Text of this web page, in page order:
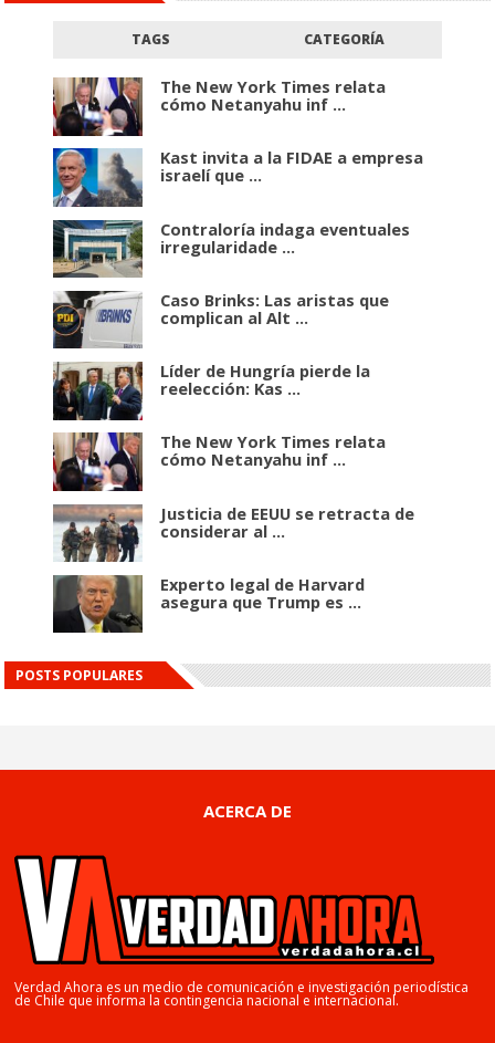
TAGS CATEGORÍA
The New York Times relata
cómo Netanyahu inf ...
Kast invita a la FIDAE a empresa
israelí que ...
Contraloría indaga eventuales
irregularidade ...
Caso Brinks: Las aristas que
complican al Alt ...
Líder de Hungría pierde la
reelección: Kas ...
The New York Times relata
cómo Netanyahu inf ...
Justicia de EEUU se retracta de
considerar al ...
Experto legal de Harvard
asegura que Trump es ...
POSTS POPULARES
ACERCA DE
Verdad Ahora es un medio de comunicación e investigación periodística
de Chile que informa la contingencia nacional e internacional.